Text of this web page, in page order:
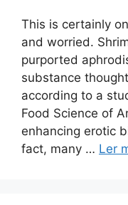
This is certainly
and worried.
purported
substance
according to a
Food Science of
enhancing erotic
fact, many … Ler